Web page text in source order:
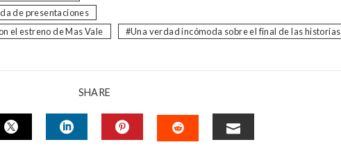
de presentaciones
el estreno de Mas Vale
Una verdad incómoda sobre el final de las historias
SHARE